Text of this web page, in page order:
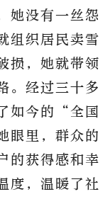
她没有一丝怨
组织居民卖雪
损，她就带领
。经过三十多
如今的“全国
眼里，群众的
的获得感和幸
度，温暖了社